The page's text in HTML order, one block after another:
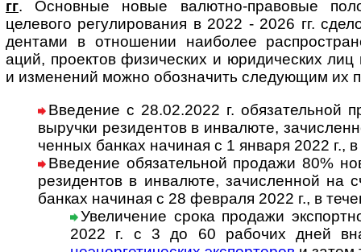
гг. Основ­ные новые валют­но-пра­вовые
целевого регу­лиро­вания в 2022 - 2026 гг.
ден­тами в отно­ше­нии наибо­лее
аций, проек­тов физи­чес­ких и юриди­чес­ких
и изме­не­ний можно обоз­на­чить сле­ду­ющим их
Введение с 28.02.2022 г. обязательной
выру­чки рези­ден­тов в инва­люте,
чен­ных бан­ках начи­ная с 1 января 2022 г.,
Введение обязательной продажи 80%
рези­ден­тов в инва­люте, за­чис­лен­ной на
бан­ках начи­ная с 28 фев­раля 2022 г., в
Увеличение срока продажи
2022 г. с 3 до 60 рабо­чих дней